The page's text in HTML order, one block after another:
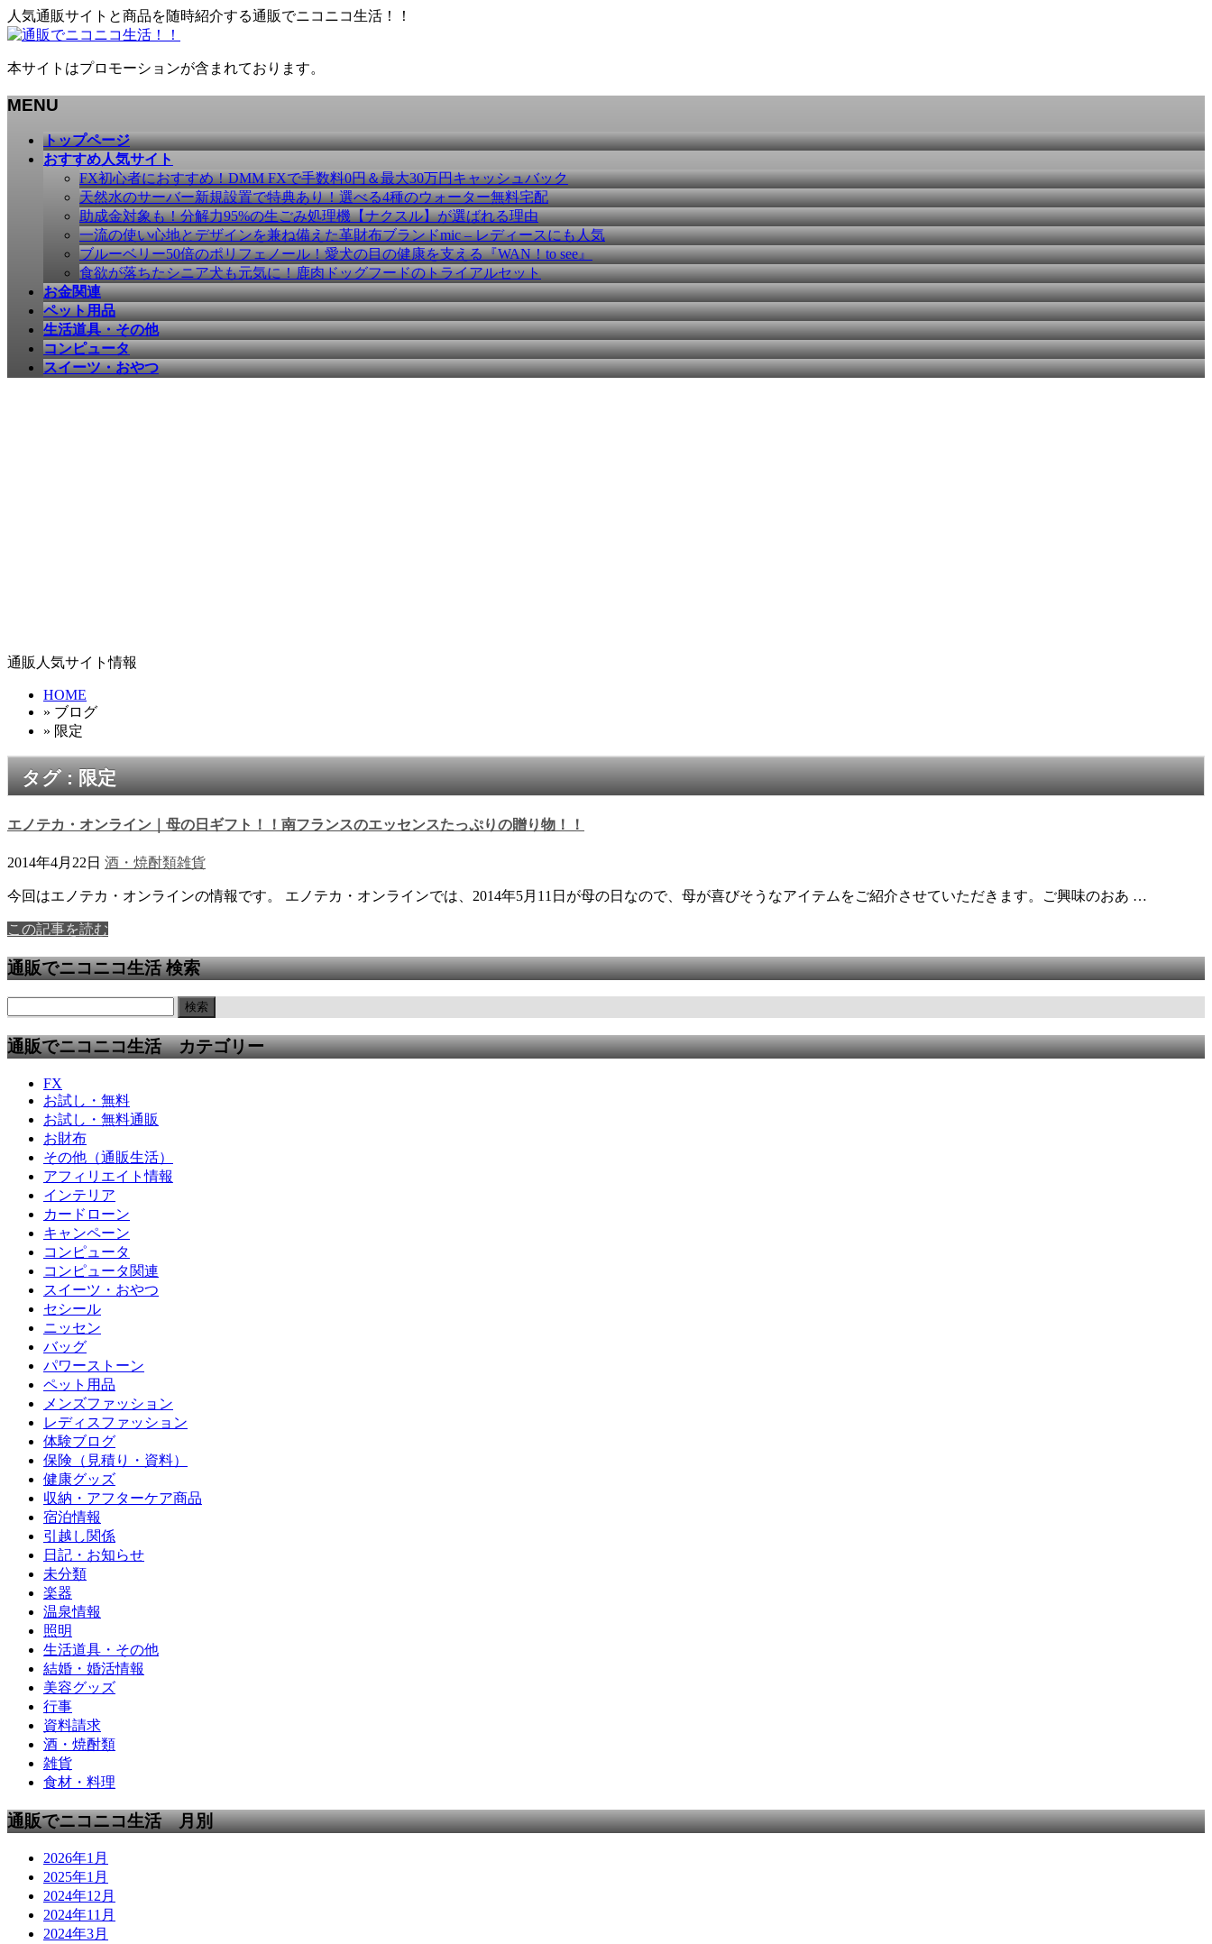
人気通販サイトと商品を随時紹介する通販でニコニコ生活！！
本サイトはプロモーションが含まれております。
MENU
トップページ
おすすめ人気サイト
FX初心者におすすめ！DMM FXで手数料0円＆最大30万円キャッシュバック
天然水のサーバー新規設置で特典あり！選べる4種のウォーター無料宅配
助成金対象も！分解力95%の生ごみ処理機【ナクスル】が選ばれる理由
一流の使い心地とデザインを兼ね備えた革財布ブランドmic – レディースにも人気
ブルーベリー50倍のポリフェノール！愛犬の目の健康を支える『WAN！to see』
食欲が落ちたシニア犬も元気に！鹿肉ドッグフードのトライアルセット
お金関連
ペット用品
生活道具・その他
コンピュータ
スイーツ・おやつ
通販人気サイト情報
HOME
» ブログ
» 限定
タグ : 限定
エノテカ・オンライン｜母の日ギフト！！南フランスのエッセンスたっぷりの贈り物！！
2014年4月22日 酒・焼酎類雑貨
今回はエノテカ・オンラインの情報です。 エノテカ・オンラインでは、2014年5月11日が母の日なので、母が喜びそうなアイテムをご紹介させていただきます。ご興味のおあ …
この記事を読む
通販でニコニコ生活 検索
通販でニコニコ生活 カテゴリー
FX
お試し・無料
お試し・無料通販
お財布
その他（通販生活）
アフィリエイト情報
インテリア
カードローン
キャンペーン
コンピュータ
コンピュータ関連
スイーツ・おやつ
セシール
ニッセン
バッグ
パワーストーン
ペット用品
メンズファッション
レディスファッション
体験ブログ
保険（見積り・資料）
健康グッズ
収納・アフターケア商品
宿泊情報
引越し関係
日記・お知らせ
未分類
楽器
温泉情報
照明
生活道具・その他
結婚・婚活情報
美容グッズ
行事
資料請求
酒・焼酎類
雑貨
食材・料理
通販でニコニコ生活 月別
2026年1月
2025年1月
2024年12月
2024年11月
2024年3月